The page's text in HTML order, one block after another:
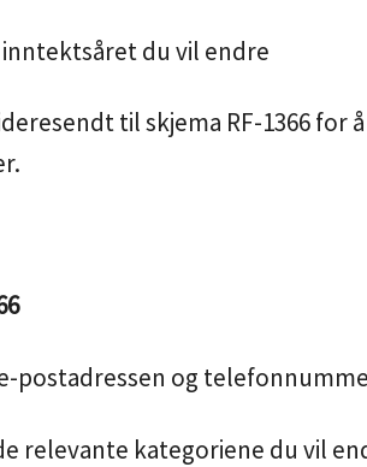
du vil endre
til skjema RF-1366 for
postadressen og
relevante kategoriene du vil